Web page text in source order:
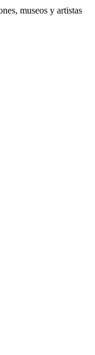
museos y artistas